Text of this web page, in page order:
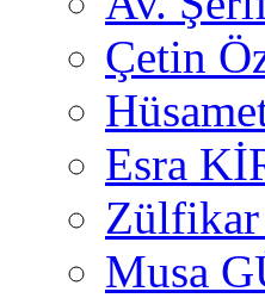
Çetin
Esra
Musa